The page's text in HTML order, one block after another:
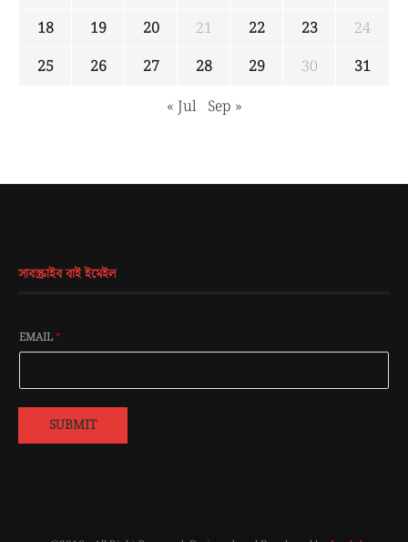
18
19 20 21 22 23
24
25
26 27 28 29 30
31
« Jul Sep »
সাবস্ক্রাইব বাই ইমেইল
EMAIL*
SUBMIT